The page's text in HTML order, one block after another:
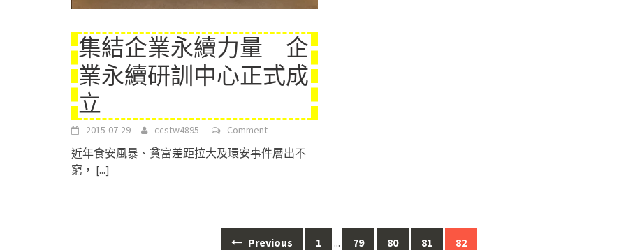
集結企業永續力量 企
業永續研訓中心正式成
立
2015-07-29 ccstw4895 Comment
近年食安風暴、貧富差距拉大及環安事件層出不
窮， [...]
Previous 1 ... 79 80 81 82